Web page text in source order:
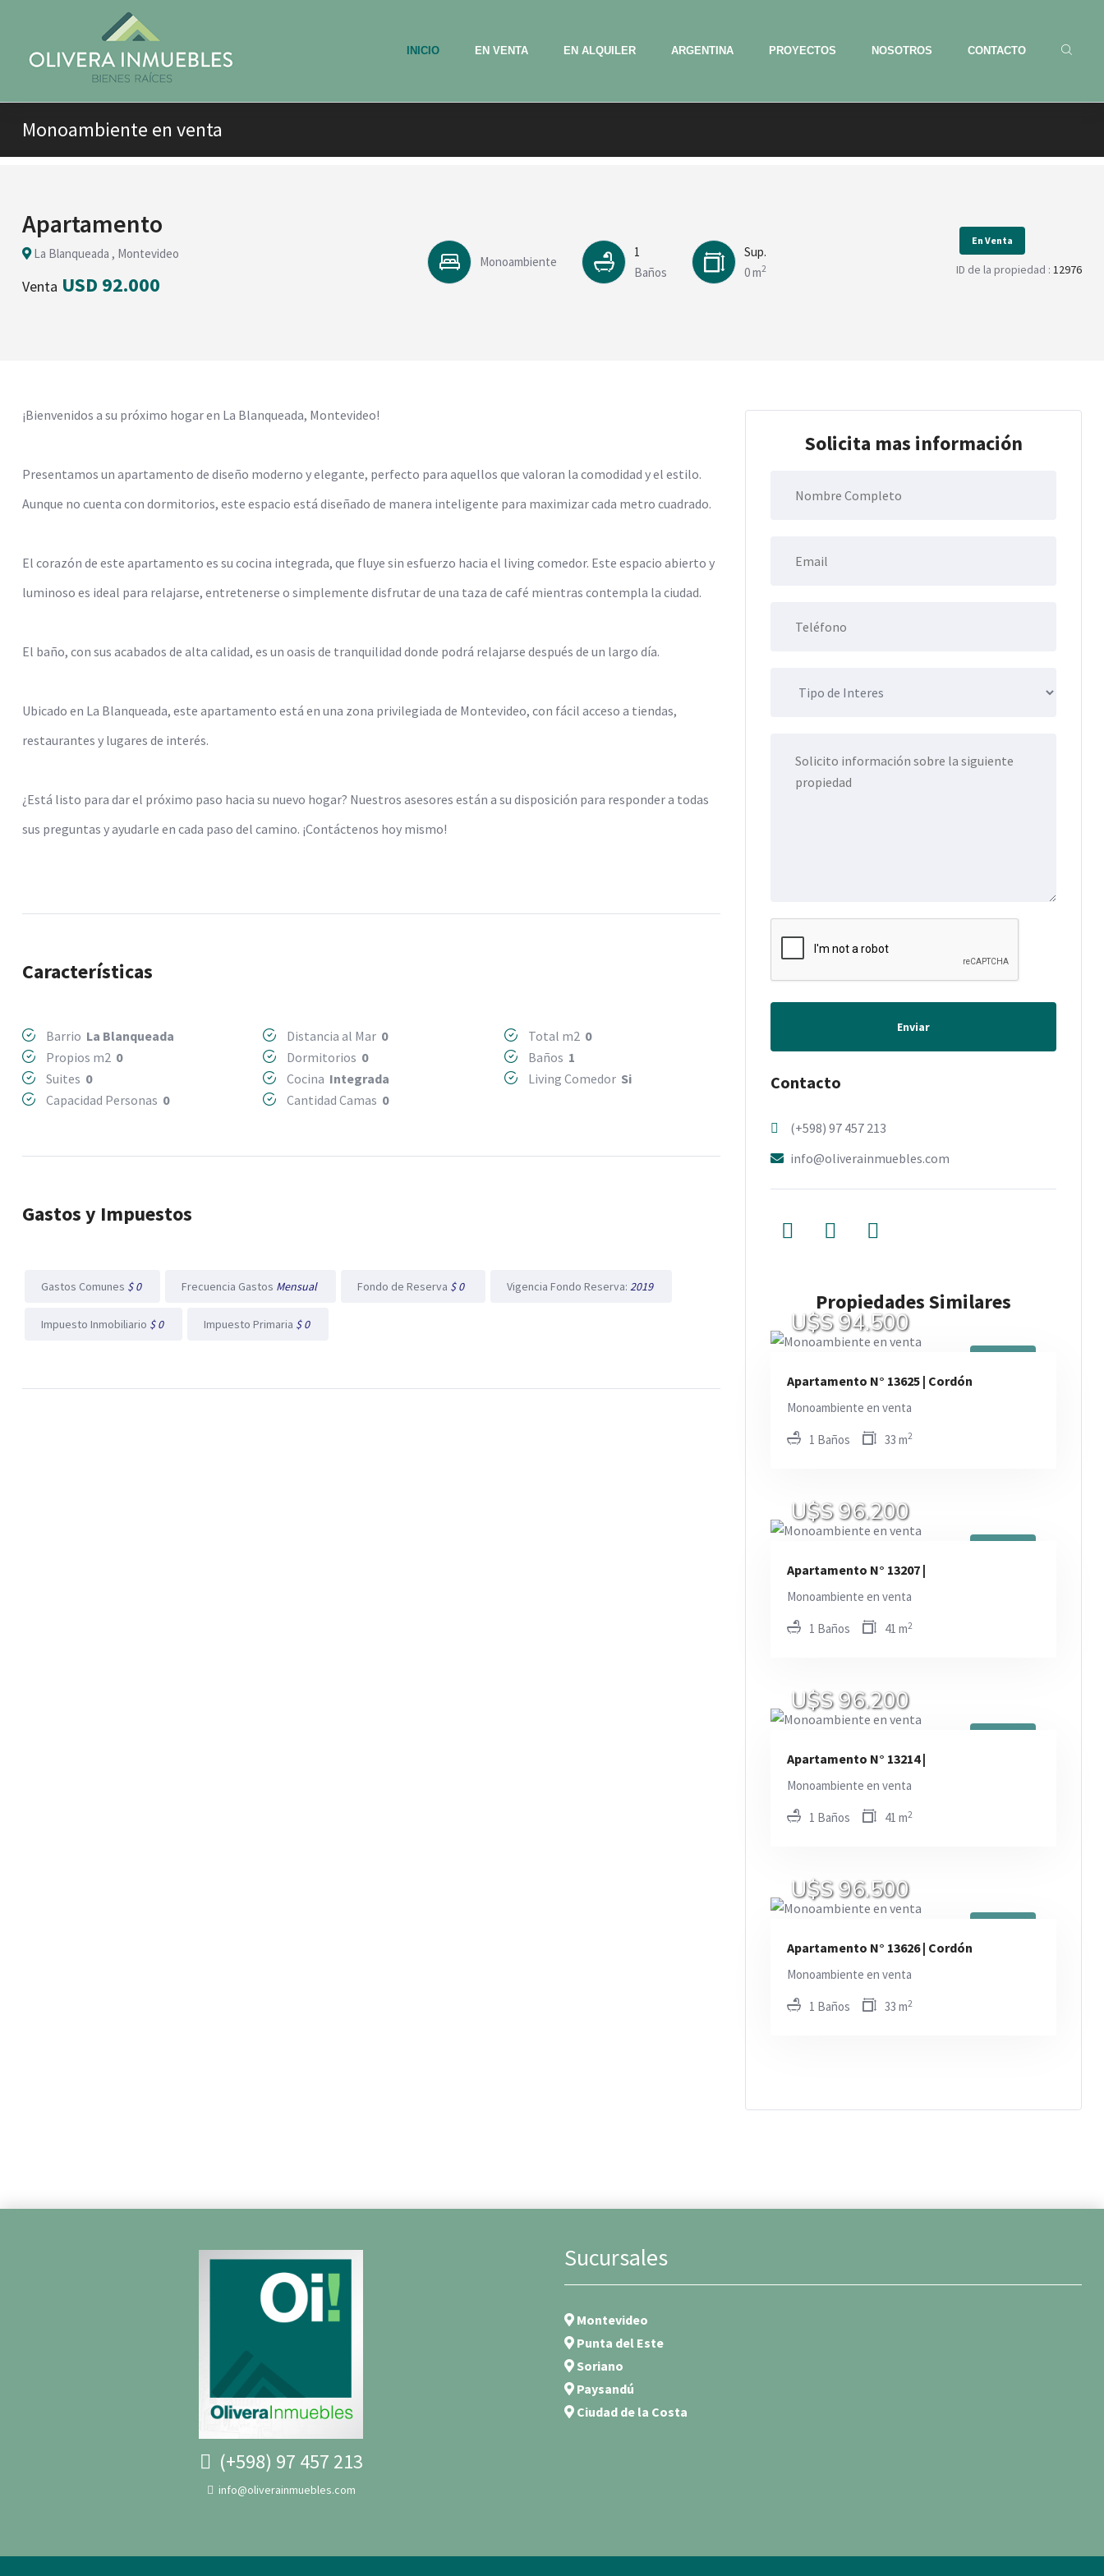
INICIO EN VENTA EN ALQUILER ARGENTINA PROYECTOS NOSOTROS CONTACTO
Monoambiente en venta
Apartamento
La Blanqueada , Montevideo
Venta USD 92.000
Monoambiente
1
Baños
Sup.
0 m2
En Venta
ID de la propiedad : 12976
¡Bienvenidos a su próximo hogar en La Blanqueada, Montevideo!
Presentamos un apartamento de diseño moderno y elegante, perfecto para aquellos que valoran la comodidad y el estilo.
Aunque no cuenta con dormitorios, este espacio está diseñado de manera inteligente para maximizar cada metro cuadrado.
El corazón de este apartamento es su cocina integrada, que fluye sin esfuerzo hacia el living comedor. Este espacio abierto y
luminoso es ideal para relajarse, entretenerse o simplemente disfrutar de una taza de café mientras contempla la ciudad.
El baño, con sus acabados de alta calidad, es un oasis de tranquilidad donde podrá relajarse después de un largo día.
Ubicado en La Blanqueada, este apartamento está en una zona privilegiada de Montevideo, con fácil acceso a tiendas,
restaurantes y lugares de interés.
¿Está listo para dar el próximo paso hacia su nuevo hogar? Nuestros asesores están a su disposición para responder a todas
sus preguntas y ayudarle en cada paso del camino. ¡Contáctenos hoy mismo!
Características
Barrio La Blanqueada Distancia al Mar 0 Total m2 0
Propios m2 0 Dormitorios 0 Baños 1
Suites 0 Cocina Integrada Living Comedor Si
Capacidad Personas 0 Cantidad Camas 0
Gastos y Impuestos
Gastos Comunes $ 0 Frecuencia Gastos Mensual Fondo de Reserva $ 0 Vigencia Fondo Reserva: 2019
Impuesto Inmobiliario $ 0 Impuesto Primaria $ 0
Solicita mas información
Enviar
Contacto
(+598) 97 457 213
info@oliverainmuebles.com
Propiedades Similares
U$S 94.500
Apartamento N° 13625 | Cordón
Monoambiente en venta
1 Baños 33 m2
U$S 96.200
Apartamento N° 13207 |
Monoambiente en venta
1 Baños 41 m2
U$S 96.200
Apartamento N° 13214 |
Monoambiente en venta
1 Baños 41 m2
U$S 96.500
Apartamento N° 13626 | Cordón
Monoambiente en venta
1 Baños 33 m2
(+598) 97 457 213
info@oliverainmuebles.com
Sucursales
Montevideo
Punta del Este
Soriano
Paysandú
Ciudad de la Costa